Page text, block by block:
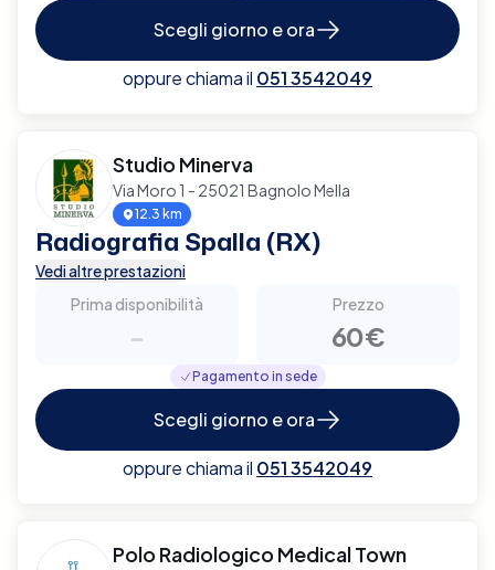
Scegli giorno e ora
oppure chiama il 051 3542049
Studio Minerva
Via Moro 1 - 25021 Bagnolo Mella
12.3 km
Radiografia Spalla (RX)
Vedi altre prestazioni
Prima disponibilità
-
Prezzo
60€
Pagamento in sede
Scegli giorno e ora
oppure chiama il 051 3542049
Polo Radiologico Medical Town